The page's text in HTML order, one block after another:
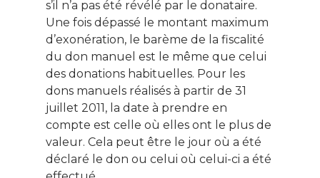
s’il n’a pas été révélé par le donataire.
Une fois dépassé le montant maximum
d’exonération, le barème de la fiscalité
du don manuel est le même que celui
des donations habituelles. Pour les
dons manuels réalisés à partir de 31
juillet 2011, la date à prendre en
compte est celle où elles ont le plus de
valeur. Cela peut être le jour où a été
déclaré le don ou celui où celui-ci a été